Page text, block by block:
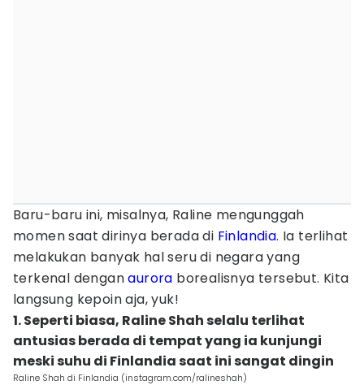
Baru-baru ini, misalnya, Raline mengunggah
momen saat dirinya berada di Finlandia. Ia terlihat
melakukan banyak hal seru di negara yang
terkenal denganaurora borealisnya tersebut. Kita
langsung kepoin aja, yuk!
1. Seperti biasa, Raline Shah selalu terlihat
antusias berada di tempat yang ia kunjungi
meski suhu di Finlandia saat ini sangat dingin
Raline Shah di Finlandia (instagram.com/ralineshah)